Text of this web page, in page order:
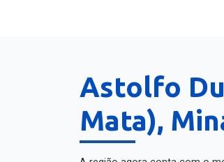
Astolfo
Mata),
A região agora conta com o